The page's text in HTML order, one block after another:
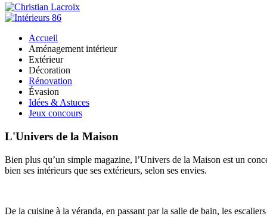
Accueil
Aménagement intérieur
Extérieur
Décoration
Rénovation
Évasion
Idées & Astuces
Jeux concours
L'Univers de la Maison
Bien plus qu’un simple magazine, l’Univers de la Maison est un
bien ses intérieurs que ses extérieurs, selon ses envies.
De la cuisine à la véranda, en passant par la salle de bain, les